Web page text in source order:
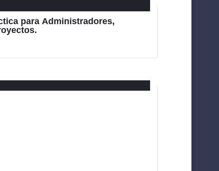
para Administradores,